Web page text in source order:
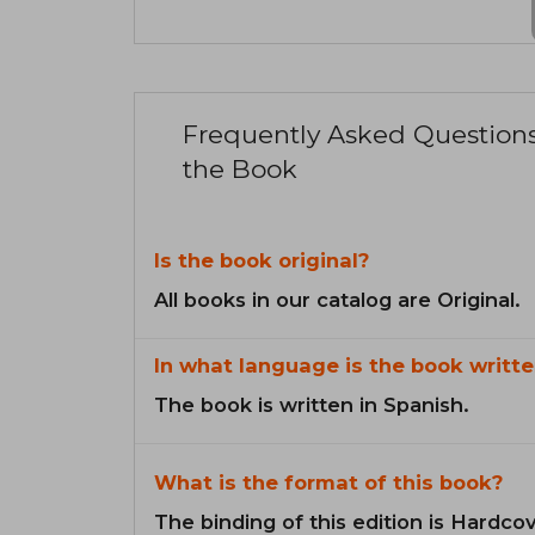
Frequently Asked
the Book
Is the book original?
All books in our catalog are Original.
In what language is the book
The book is written in Spanish.
What is the format of this book?
The binding of this edition is